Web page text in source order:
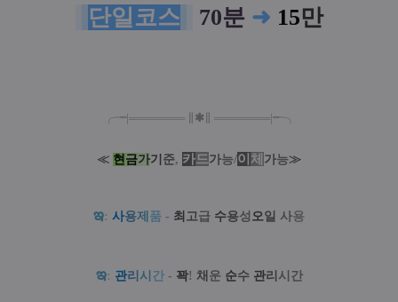
단일코스 70분 ➜ 15만
╭╼|═══════ ✱ ═══════|╾╮
≪ 현금가기 준, 카드 가능/이 체 가능≫
ఇ: 사용제 품 - 최 고급 수용성오일 사용
ఇ: 관리 시 간 - 꽉! 채 운 순수 관리 시간